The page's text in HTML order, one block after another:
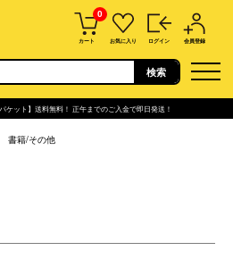
0
カート お気に入り ログイン 会員登録
ケット】送料無料！ 正午までのご入金で即日発送！
書籍/その他